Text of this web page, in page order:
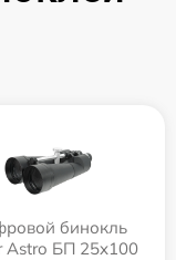
бинокль
Astro БП 25x100